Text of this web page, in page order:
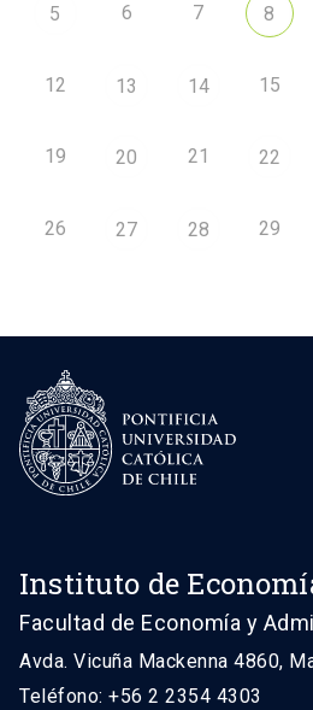
5 6 7 8
12 13 14 15
19 20 21 22
26 27 28 29
Instituto de
Facultad de Economía y
Avda. Vicuña Mackenna 4860,
Teléfono: +56 2 2354 4303